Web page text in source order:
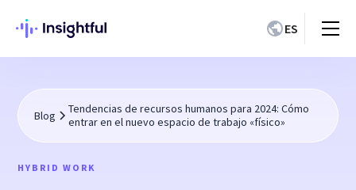
ES
Blog
Tendencias de recursos humanos para 2024: Cómo
entrar en el nuevo espacio de trabajo «físico»
HYBRID WORK